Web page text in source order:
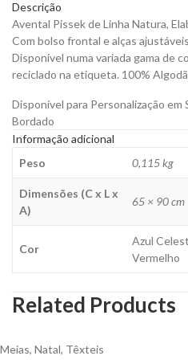
Descrição
Avental Pissek de Linha Natura,
Com bolso frontal e alças
Disponível numa variada gama de
reciclado na etiqueta. 100%
Disponível para Personalização em
Bordado
Informação adicional
Peso
0,115 kg
Dimensões (C x L x
A)
65 × 90 cm
Cor
Azul
Vermelho
Related Products
Meias, Natal, Têxteis